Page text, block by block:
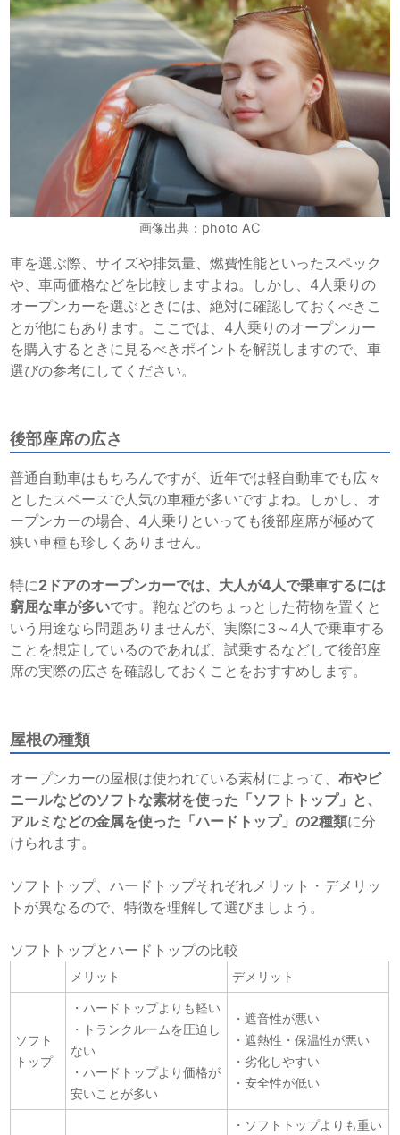
画像出典：photo AC
車を選ぶ際、サイズや排気量、燃費性能といったスペック
や、車両価格などを比較しますよね。しかし、4人乗りの
オープンカーを選ぶときには、絶対に確認しておくべきこ
とが他にもあります。ここでは、4人乗りのオープンカー
を購入するときに見るべきポイントを解説しますので、車
選びの参考にしてください。
後部座席の広さ
普通自動車はもちろんですが、近年では軽自動車でも広々
としたスペースで人気の車種が多いですよね。しかし、オ
ープンカーの場合、4人乗りといっても後部座席が極めて
狭い車種も珍しくありません。
特に2ドアのオープンカーでは、大人が4人で乗車するには
窮屈な車が多いです。鞄などのちょっとした荷物を置くと
いう用途なら問題ありませんが、実際に3～4人で乗車する
ことを想定しているのであれば、試乗するなどして後部座
席の実際の広さを確認しておくことをおすすめします。
屋根の種類
オープンカーの屋根は使われている素材によって、布やビ
ニールなどのソフトな素材を使った「ソフトトップ」と、
アルミなどの金属を使った「ハードトップ」の2種類に分
けられます。
ソフトトップ、ハードトップそれぞれメリット・デメリッ
トが異なるので、特徴を理解して選びましょう。
ソフトトップとハードトップの比較
メリット デメリット
ソフト
トップ
・ハードトップよりも軽い
・トランクルームを圧迫し
ない
・ハードトップより価格が
安いことが多い
・遮音性が悪い
・遮熱性・保温性が悪い
・劣化しやすい
・安全性が低い
・ソフトトップよりも重い